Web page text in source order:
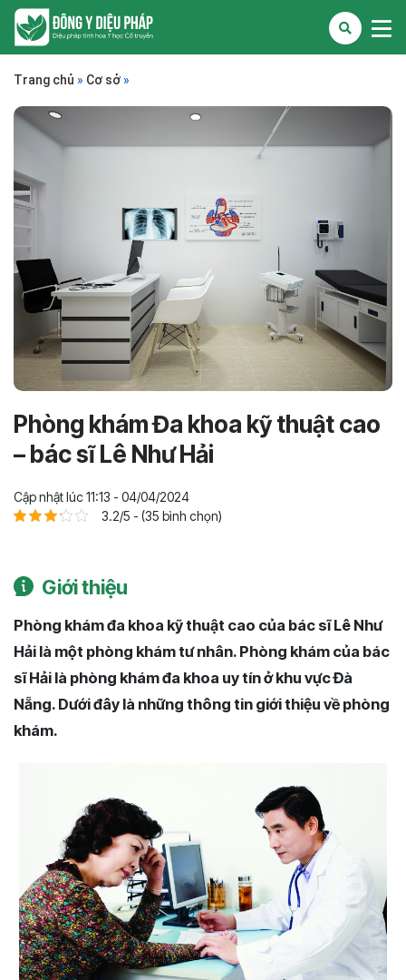
Trang chủ » Cơ sở »
Phòng khám Đa khoa kỹ thuật cao
– bác sĩ Lê Như Hải
Cập nhật lúc 11:13 - 04/04/2024
3.2/5 - (35 bình chọn)
Giới thiệu
Phòng khám đa khoa kỹ thuật cao của bác sĩ Lê Như
Hải là một phòng khám tư nhân. Phòng khám của bác
sĩ Hải là phòng khám đa khoa uy tín ở khu vực Đà
Nẵng. Dưới đây là những thông tin giới thiệu về phòng
khám.